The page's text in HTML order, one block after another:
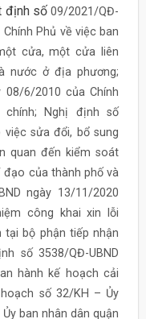
định số09/2021/QĐ-
Phủ về việc ban
cửa, một cửa liên
nước ở địa phương;
08/6/2010 của Chính
Nghị định số
sửa đổi, bổ sung
quan đến kiểm soát
đạo của thành phố và
ngày 13/11/2020
công khai xin lỗi
bộ phận tiếp nhận
số 3538/QĐ-UBND
hành kế hoạch cải
số 32/KH – Ủy
ban nhân dân quận